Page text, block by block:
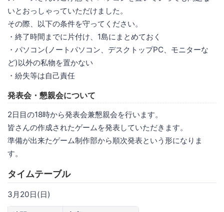
いとおっしゃっていただけました。
その際、以下の条件を守ってください。
・終了時間までに片付け、1島にまとめておく
・パソコン(ノートパソコン、デスクトップPC、モニターな
ど)以外の私物を置かない
・紛失等は自己責任
発表会・懇親会について
2日目の18時から発表会兼懇親会を行います。
皆さんの作成されたゲームを発表していただきます。
準備が出来たゲーム制作部から順次発表という形になりま
す。
タイムテーブル
3月20日(日)